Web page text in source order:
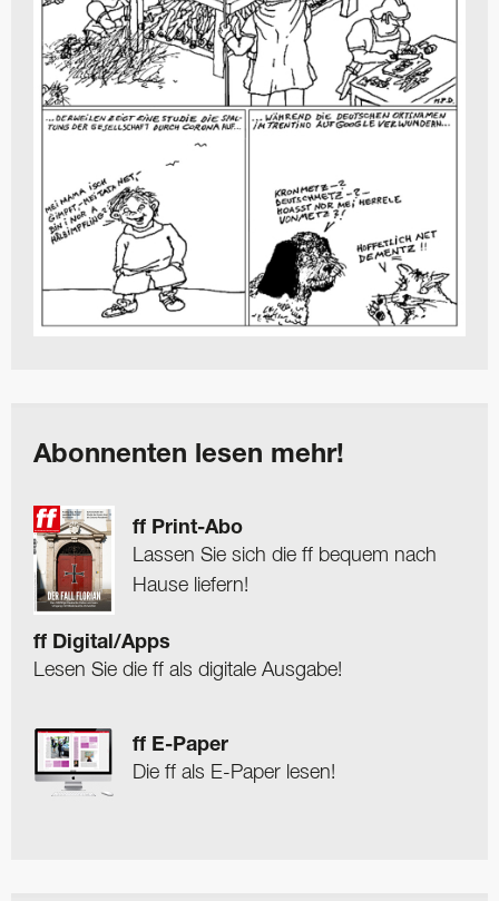
Abonnenten lesen mehr!
ff Print-Abo
Lassen Sie sich die ff bequem nach
Hause liefern!
ff Digital/Apps
Lesen Sie die ff als digitale Ausgabe!
ff E-Paper
Die ff als E-Paper lesen!